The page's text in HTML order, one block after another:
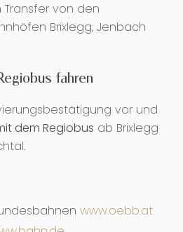
von den
Brixlegg, Jenbach
fahren
vor und
dem Regiobus ab Brixlegg
www.oebb.at